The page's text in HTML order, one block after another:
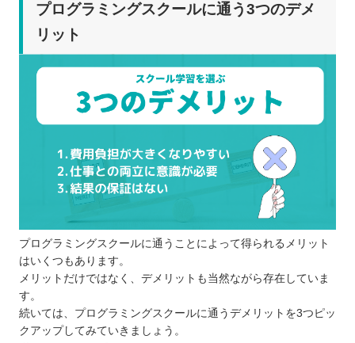
プログラミングスクールに通う3つのデメ
リット
プログラミングスクールに通うことによって得られるメリット
はいくつもあります。
メリットだけではなく、デメリットも当然ながら存在していま
す。
続いては、プログラミングスクールに通うデメリットを3つピッ
クアップしてみていきましょう。